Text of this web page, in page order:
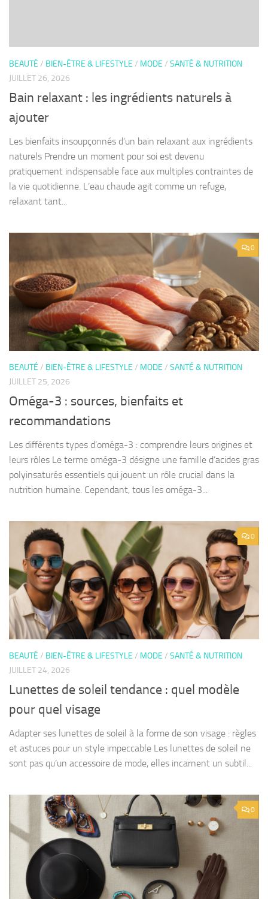
BEAUTÉ / BIEN-ÊTRE & LIFESTYLE / MODE / SANTÉ & NUTRITION
JUILLET 26, 2026
Bain relaxant : les ingrédients naturels à
ajouter
Les bienfaits insoupçonnés d’un bain relaxant aux ingrédients
naturels Prendre un moment pour soi est devenu
pratiquement indispensable face aux multiples contraintes de
la vie quotidienne. L’eau chaude agit comme un refuge,
relaxant tant...
0
BEAUTÉ / BIEN-ÊTRE & LIFESTYLE / MODE / SANTÉ & NUTRITION
JUILLET 25, 2026
Oméga-3 : sources, bienfaits et
recommandations
Les différents types d’oméga-3 : comprendre leurs origines et
leurs rôles Le terme oméga-3 désigne une famille d’acides gras
polyinsaturés essentiels qui jouent un rôle crucial dans la
nutrition humaine. Cependant, tous les oméga-3...
0
BEAUTÉ / BIEN-ÊTRE & LIFESTYLE / MODE / SANTÉ & NUTRITION
JUILLET 24, 2026
Lunettes de soleil tendance : quel modèle
pour quel visage
Adapter ses lunettes de soleil à la forme de son visage : règles
et astuces pour un style impeccable Les lunettes de soleil ne
sont pas qu’un accessoire de mode, elles incarnent un subtil...
0